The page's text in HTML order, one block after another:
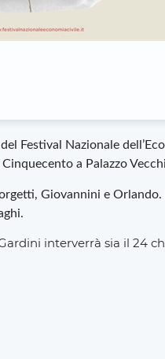
del Festival Nazionale
a Palazzo
Giovannini e Orlando.
interverrà sia il 24